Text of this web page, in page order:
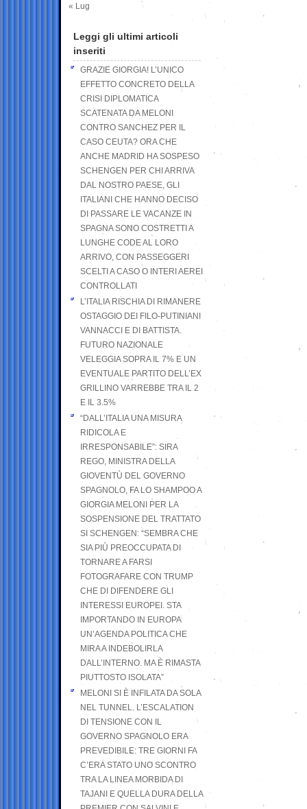
« Lug
Leggi gli ultimi articoli
inseriti
GRAZIE GIORGIA! L’UNICO
EFFETTO CONCRETO DELLA
CRISI DIPLOMATICA
SCATENATA DA MELONI
CONTRO SANCHEZ PER IL
CASO CEUTA? ORA CHE
ANCHE MADRID HA SOSPESO
SCHENGEN PER CHI ARRIVA
DAL NOSTRO PAESE, GLI
ITALIANI CHE HANNO DECISO
DI PASSARE LE VACANZE IN
SPAGNA SONO COSTRETTI A
LUNGHE CODE AL LORO
ARRIVO, CON PASSEGGERI
SCELTI A CASO O INTERI AEREI
CONTROLLATI
L’ITALIA RISCHIA DI RIMANERE
OSTAGGIO DEI FILO-PUTINIANI
VANNACCI E DI BATTISTA.
FUTURO NAZIONALE
VELEGGIA SOPRA IL 7% E UN
EVENTUALE PARTITO DELL’EX
GRILLINO VARREBBE TRA IL 2
E IL 3.5%
“DALL’ITALIA UNA MISURA
RIDICOLA E
IRRESPONSABILE”: SIRA
REGO, MINISTRA DELLA
GIOVENTÙ DEL GOVERNO
SPAGNOLO, FA LO SHAMPOO A
GIORGIA MELONI PER LA
SOSPENSIONE DEL TRATTATO
SI SCHENGEN: “SEMBRA CHE
SIA PIÙ PREOCCUPATA DI
TORNARE A FARSI
FOTOGRAFARE CON TRUMP
CHE DI DIFENDERE GLI
INTERESSI EUROPEI. STA
IMPORTANDO IN EUROPA
UN’AGENDA POLITICA CHE
MIRA A INDEBOLIRLA
DALL’INTERNO. MA È RIMASTA
PIUTTOSTO ISOLATA”
MELONI SI È INFILATA DA SOLA
NEL TUNNEL. L’ESCALATION
DI TENSIONE CON IL
GOVERNO SPAGNOLO ERA
PREVEDIBILE: TRE GIORNI FA
C’ERA STATO UNO SCONTRO
TRA LA LINEA MORBIDA DI
TAJANI E QUELLA DURA DELLA